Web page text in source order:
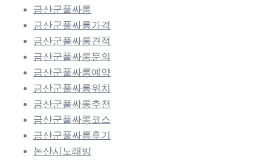
금산군풀싸롱
금산군풀싸롱가격
금산군풀싸롱견적
금산군풀싸롱문의
금산군풀싸롱예약
금산군풀싸롱위치
금산군풀싸롱추천
금산군풀싸롱코스
금산군풀싸롱후기
논산시노래방